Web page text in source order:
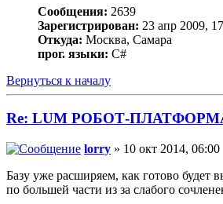
Сообщения: 2639
Зарегистрирован: 23 апр 2009,
Откуда: Москва, Самара
прог. языки: C#
Вернуться к началу
Re: LUM РОБОТ-
lorry » 10 окт 2014, 06:00
Базу уже расширяем, как готово будет
по большей части из за слабого